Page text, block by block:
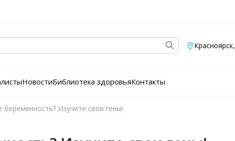
Красноярск,
НовостиБиблиотека здоровьяКонтакты
беременность? Изучите свои гены!